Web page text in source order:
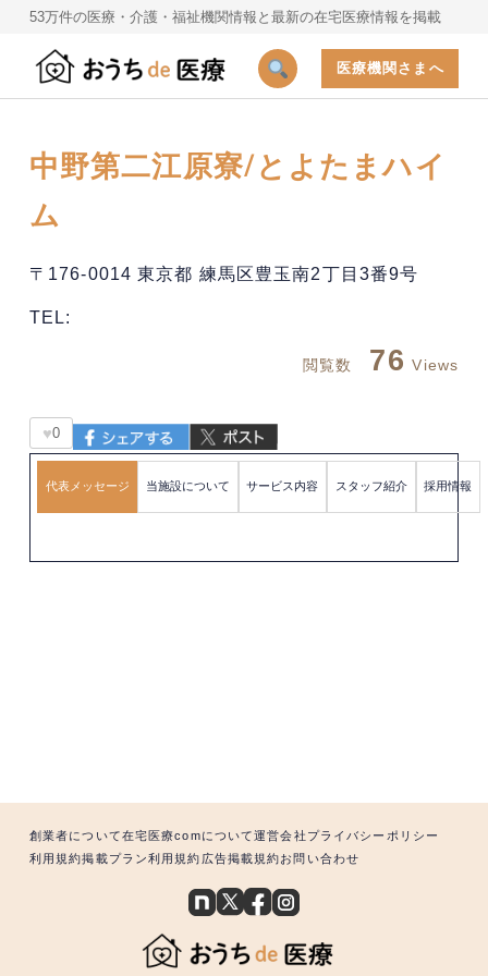
53万件の医療・介護・福祉機関情報と最新の在宅医療情報を掲載
医療機関さまへ
中野第二江原寮/とよたまハイ
ム
〒176-0014 東京都 練馬区豊玉南2丁目3番9号
TEL:
閲覧数 76 Views
♥0
代表メッセージ 当施設について サービス内容 スタッフ紹介 採用情報
創業者について在宅医療comについて運営会社 プライバシーポリシー
利用規約掲載プラン利用規約 広告掲載規約お問い合わせ